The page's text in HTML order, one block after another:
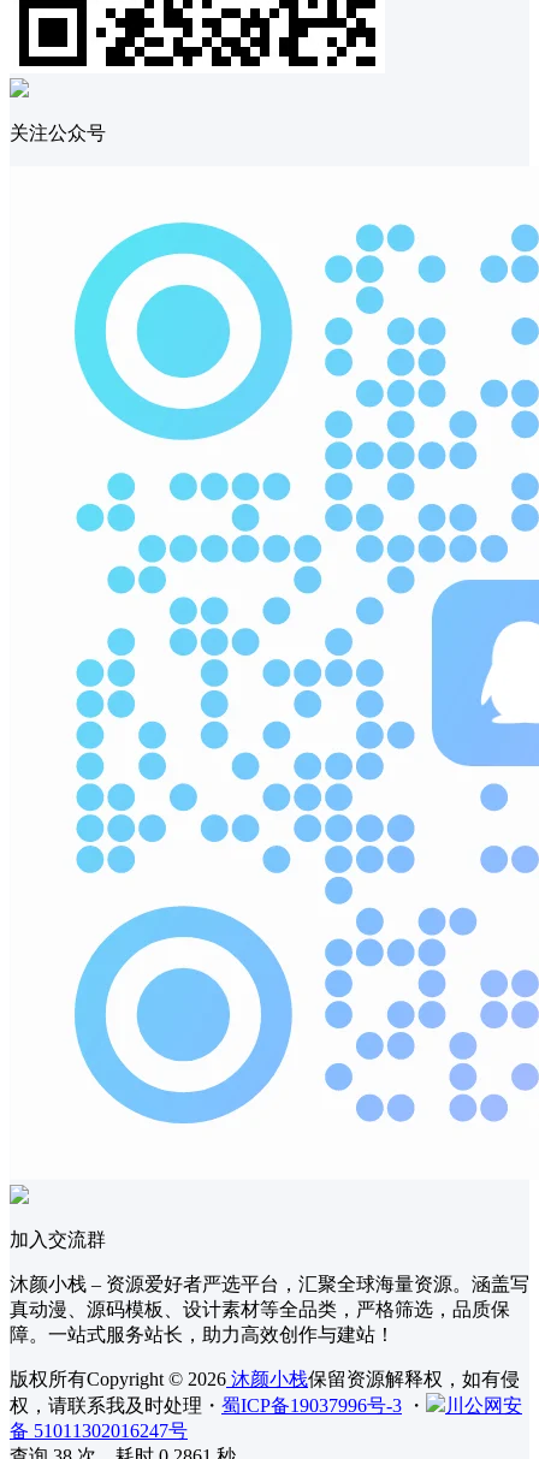
关注公众号
加入交流群
沐颜小栈 – 资源爱好者严选平台，汇聚全球海量资源。涵盖写
真动漫、源码模板、设计素材等全品类，严格筛选，品质保
障。一站式服务站长，助力高效创作与建站！
版权所有Copyright © 2026 沐颜小栈保留资源解释权，如有侵
权，请联系我及时处理 ・ 蜀ICP备19037996号-3 ・
川公网安
备 51011302016247号